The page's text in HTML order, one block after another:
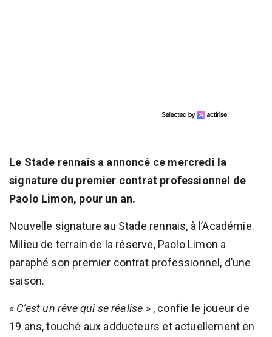
Le Stade rennais a annoncé ce mercredi la
signature du premier contrat professionnel de
Paolo Limon, pour un an.
Nouvelle signature au Stade rennais, à l’Académie.
Milieu de terrain de la réserve, Paolo Limon a
paraphé son premier contrat professionnel, d’une
saison.
« C’est un rêve qui se réalise » , confie le joueur de
19 ans, touché aux adducteurs et actuellement en